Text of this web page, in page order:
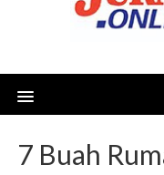
7 Buah